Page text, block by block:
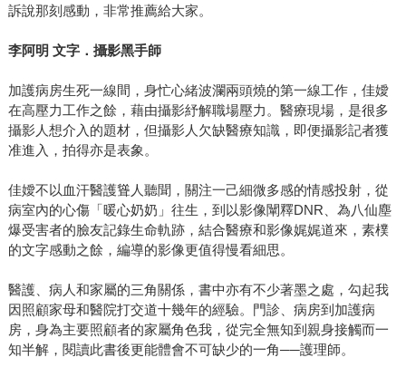
訴說那刻感動，非常推薦給大家。
李阿明 文字．攝影黑手師
加護病房生死一線間，身忙心緒波瀾兩頭燒的第一線工作，佳嬡
在高壓力工作之餘，藉由攝影紓解職場壓力。醫療現場，是很多
攝影人想介入的題材，但攝影人欠缺醫療知識，即便攝影記者獲
准進入，拍得亦是表象。
佳嬡不以血汗醫護聳人聽聞，關注一己細微多感的情感投射，從
病室內的心傷「暖心奶奶」往生，到以影像闡釋DNR、為八仙塵
爆受害者的臉友記錄生命軌跡，結合醫療和影像娓娓道來，素樸
的文字感動之餘，編導的影像更值得慢看細思。
醫護、病人和家屬的三角關係，書中亦有不少著墨之處，勾起我
因照顧家母和醫院打交道十幾年的經驗。門診、病房到加護病
房，身為主要照顧者的家屬角色我，從完全無知到親身接觸而一
知半解，閱讀此書後更能體會不可缺少的一角──護理師。